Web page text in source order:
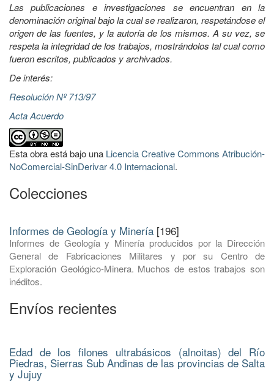
Las publicaciones e investigaciones se encuentran en la
denominación original bajo la cual se realizaron, respetándose el
origen de las fuentes, y la autoría de los mismos. A su vez, se
respeta la integridad de los trabajos, mostrándolos tal cual como
fueron escritos, publicados y archivados.
De interés:
Resolución Nº 713/97
Acta Acuerdo
Esta obra está bajo una Licencia Creative Commons Atribución-
NoComercial-SinDerivar 4.0 Internacional.
Colecciones
Informes de Geología y Minería [196]
Informes de Geología y Minería producidos por la Dirección
General de Fabricaciones Militares y por su Centro de
Exploración Geológico-Minera. Muchos de estos trabajos son
inéditos.
Envíos recientes
Edad de los filones ultrabásicos (alnoitas) del Río
Piedras, Sierras Sub Andinas de las provincias de Salta
y Jujuy